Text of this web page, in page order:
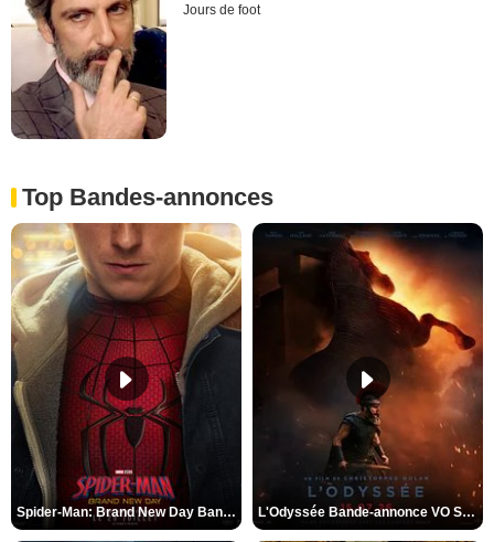
Jours de foot
Top Bandes-annonces
Spider-Man: Brand New Day Bande-annonce VO STFR L'Odyssée Bande-annonce VO STFR